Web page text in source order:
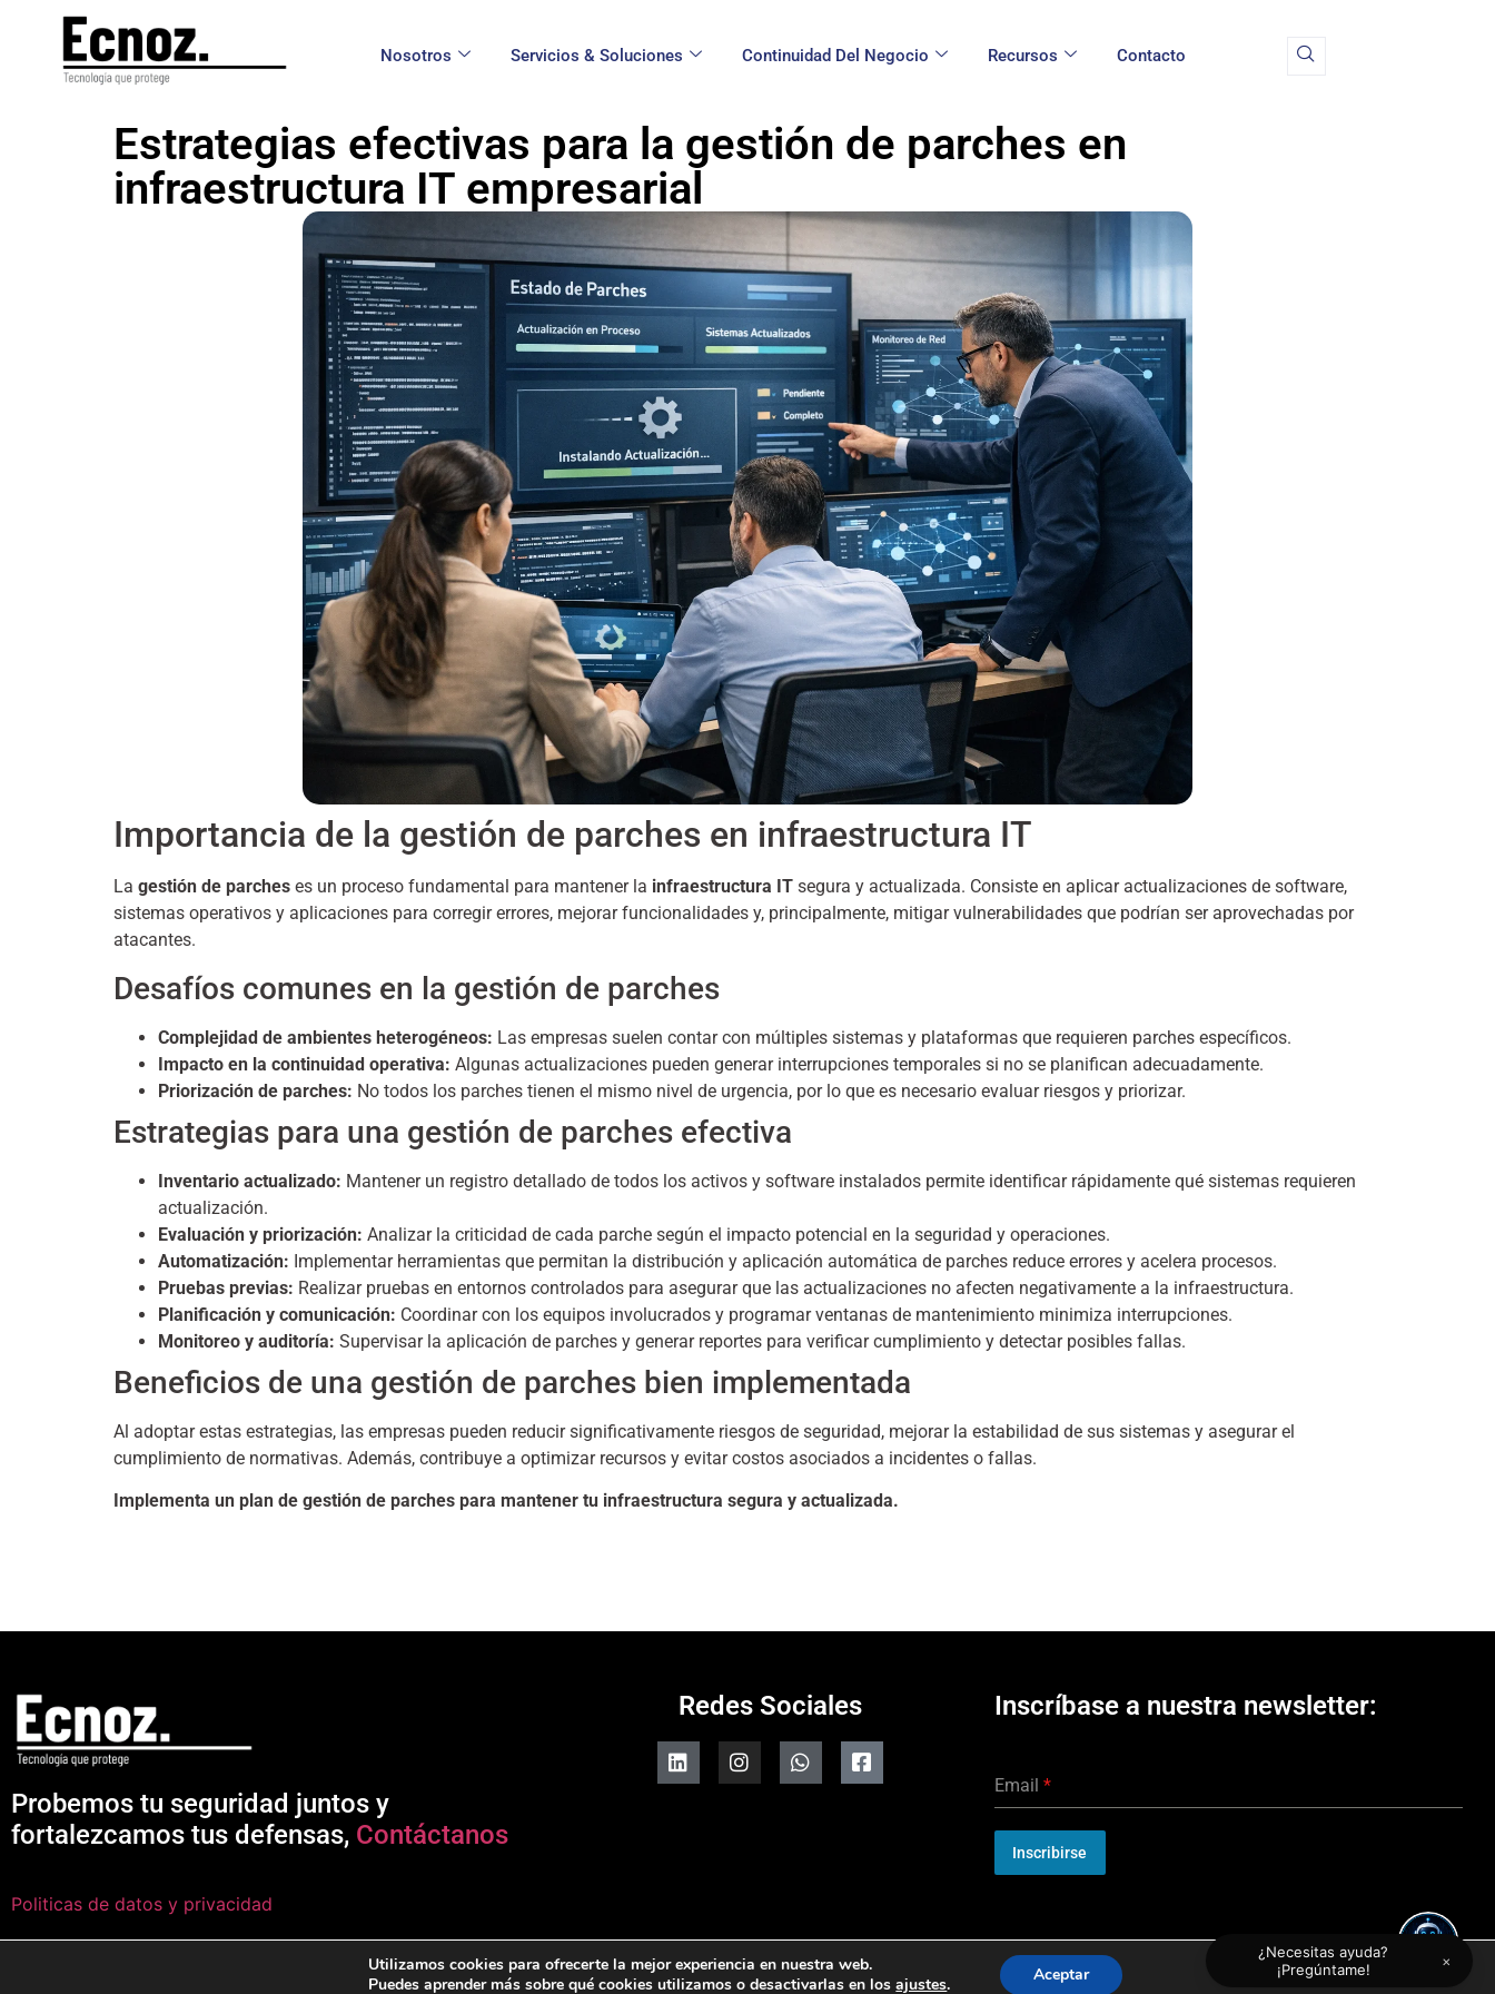
Nosotros Servicios & Soluciones Continuidad Del Negocio Recursos Contacto
Estrategias efectivas para la gestión de parches en
infraestructura IT empresarial
Importancia de la gestión de parches en infraestructura IT
La gestión de parches es un proceso fundamental para mantener la infraestructura IT segura y actualizada. Consiste en aplicar actualizaciones de software,
sistemas operativos y aplicaciones para corregir errores, mejorar funcionalidades y, principalmente, mitigar vulnerabilidades que podrían ser aprovechadas por
atacantes.
Desafíos comunes en la gestión de parches
Complejidad de ambientes heterogéneos: Las empresas suelen contar con múltiples sistemas y plataformas que requieren parches específicos.
Impacto en la continuidad operativa: Algunas actualizaciones pueden generar interrupciones temporales si no se planifican adecuadamente.
Priorización de parches: No todos los parches tienen el mismo nivel de urgencia, por lo que es necesario evaluar riesgos y priorizar.
Estrategias para una gestión de parches efectiva
Inventario actualizado: Mantener un registro detallado de todos los activos y software instalados permite identificar rápidamente qué sistemas requieren
actualización.
Evaluación y priorización: Analizar la criticidad de cada parche según el impacto potencial en la seguridad y operaciones.
Automatización: Implementar herramientas que permitan la distribución y aplicación automática de parches reduce errores y acelera procesos.
Pruebas previas: Realizar pruebas en entornos controlados para asegurar que las actualizaciones no afecten negativamente a la infraestructura.
Planificación y comunicación: Coordinar con los equipos involucrados y programar ventanas de mantenimiento minimiza interrupciones.
Monitoreo y auditoría: Supervisar la aplicación de parches y generar reportes para verificar cumplimiento y detectar posibles fallas.
Beneficios de una gestión de parches bien implementada
Al adoptar estas estrategias, las empresas pueden reducir significativamente riesgos de seguridad, mejorar la estabilidad de sus sistemas y asegurar el
cumplimiento de normativas. Además, contribuye a optimizar recursos y evitar costos asociados a incidentes o fallas.
Implementa un plan de gestión de parches para mantener tu infraestructura segura y actualizada.
Probemos tu seguridad juntos y
fortalezcamos tus defensas, Contáctanos
Politicas de datos y privacidad
Redes Sociales Inscríbase a nuestra newsletter:
Email *
Inscribirse
Copyright © 2025 Ecnoz
¿Necesitas ayuda?
¡Pregúntame!
×
Utilizamos cookies para ofrecerte la mejor experiencia en nuestra web.
Puedes aprender más sobre qué cookies utilizamos o desactivarlas en losajustes. Aceptar